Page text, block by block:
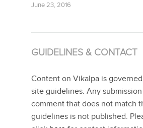
June 23, 2016
GUIDELINES & CONTACT
Content on Vikalpa is
site guidelines. Any
comment that does not match
guidelines is not published.